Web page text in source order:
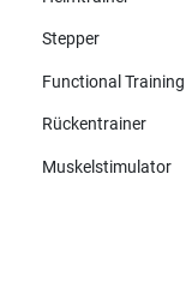
Stepper
Functional Training
Rückentrainer
Muskelstimulator